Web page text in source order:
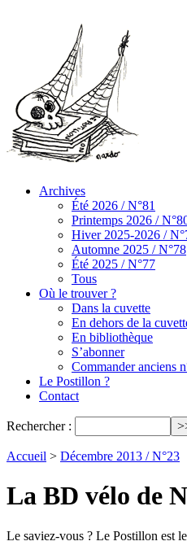
Archives
Été 2026 / N°81
Printemps 2026 /
Hiver 2025-2026 /
Automne 2025 / N°78
Été 2025 / N°77
Tous
Où le trouver ?
Dans la cuvette
En dehors de la
En bibliothèque
S’abonner
Commander anciens
Le Postillon ?
Contact
Rechercher :
Accueil > Décembre 2013 / N°23
La BD vélo de
Le saviez-vous ? Le Postillon est